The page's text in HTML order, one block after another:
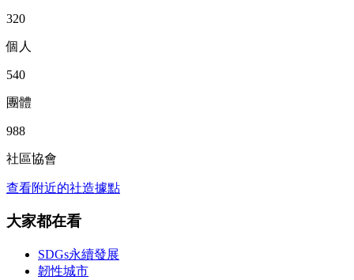
320
個人
540
團體
988
社區協會
查看附近的社造據點
大家都在看
SDGs永續發展
韌性城市